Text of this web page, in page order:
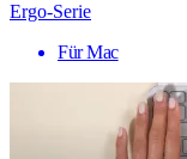
Ergo-Serie
Für Mac